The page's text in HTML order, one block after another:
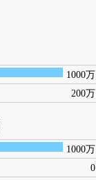
1000万
200万
1000万
0